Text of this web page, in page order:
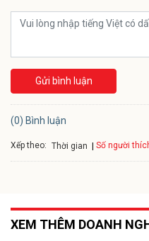
Gửi bình luận
(0) Bình luận
Xếp theo: Thời gian Số người
XEM THÊM DOANH